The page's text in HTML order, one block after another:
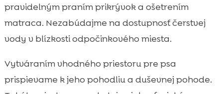
pravidelným praním prikrývok a ošetrením
matraca. Nezabúdajme na dostupnosť čerstvej
vody v blízkosti odpočinkového miesta.
Vytváraním vhodného priestoru pre psa
prispievame k jeho pohodliu a duševnej pohode.